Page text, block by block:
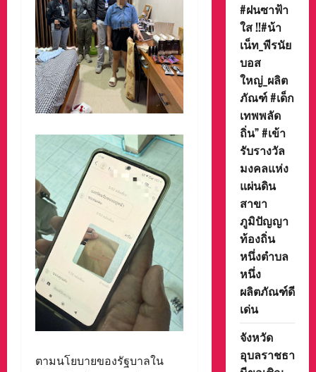
ตามนโยบายของรัฐบาลใน
#ฝนซาฟ้า
ใส !!#น้า
เน็ท_พีรนัย
บอส
ใหญ่_ผลิต
ภัณฑ์ #เด็ก
เทพพลัด
ถิ่น” #เข้า
รับรางวัล
มงคลแห่ง
แผ่นดิน
สาขา
ภูมิปัญญา
ท้องถิ่น
หนึ่งตำบล
หนึ่ง
ผลิตภัณฑ์ดี
เด่น
จังหวัด
อุบลราชธา